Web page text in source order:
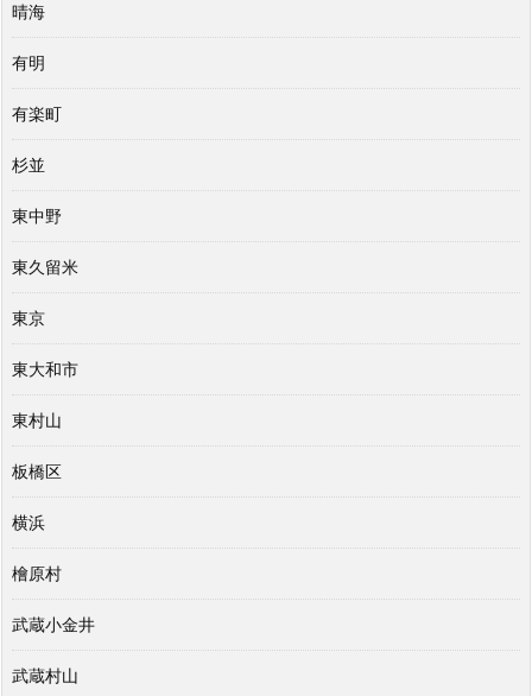
晴海
有明
有楽町
杉並
東中野
東久留米
東京
東大和市
東村山
板橋区
横浜
檜原村
武蔵小金井
武蔵村山